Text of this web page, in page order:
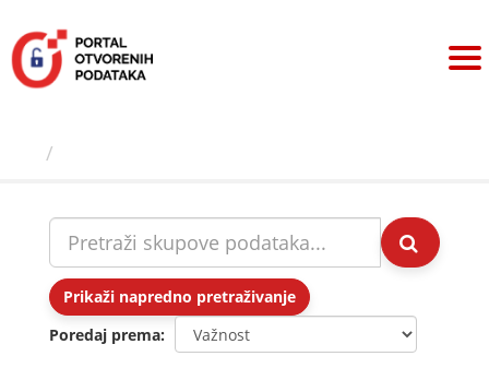
sadržaj
Prikaži napredno pretraživanje
Poredaj prema